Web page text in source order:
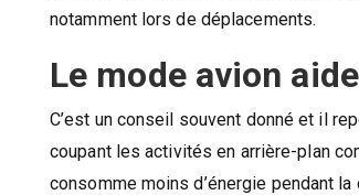
notamment lors de déplacements.
Le mode avion
C’est un conseil souvent donné et il
coupant les activités en arrière-plan
consomme moins d’énergie pendant la